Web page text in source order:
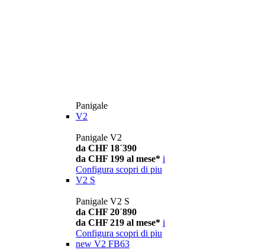
Panigale
V2
Panigale V2
da CHF 18´390
da CHF 199 al mese* i
Configura scopri di piu
V2 S
Panigale V2 S
da CHF 20´890
da CHF 219 al mese* i
Configura scopri di piu
new V2 FB63